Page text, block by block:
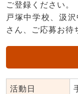
ご登録ください。
戸塚中学校、汲
さん、ご応募お待
活動日